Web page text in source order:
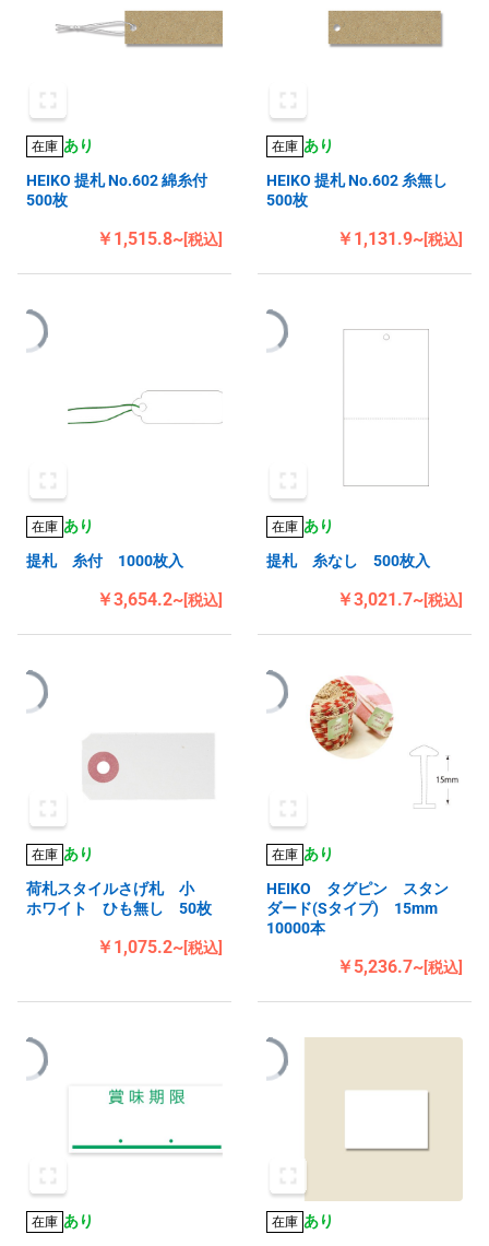
在庫 あり
HEIKO 提札 No.602 綿糸付
500枚
￥1,515.8~[税込]
在庫 あり
HEIKO 提札 No.602 糸無し
500枚
￥1,131.9~[税込]
在庫 あり
提札 糸付 1000枚入
￥3,654.2~[税込]
在庫 あり
提札 糸なし 500枚入
￥3,021.7~[税込]
在庫 あり
荷札スタイルさげ札 小
ホワイト ひも無し 50枚
￥1,075.2~[税込]
在庫 あり
HEIKO タグピン スタン
ダード(Sタイプ) 15mm
10000本
￥5,236.7~[税込]
在庫 あり
在庫 あり